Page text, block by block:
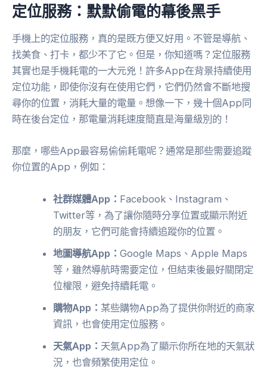
定位服務：默默偷電的幕後黑手
手機上的定位服務，真的是既方便又好用。不管是導航、
找美食、打卡，都少不了它。但是，你知道嗎？定位服務
其實也是手機耗電的一大元兇！許多App在背景持續使用
定位功能，即使你沒有在使用它們，它們仍然會不斷地搜
尋你的位置，消耗大量的電量。想像一下，幾十個App同
時在後台定位，那電量消耗速度簡直是海量級別的！
那麼，哪些App最容易偷偷耗電呢？通常是那些需要追蹤
你位置的App，例如：
社群媒體App： Facebook、Instagram、
Twitter等，為了讓你隨時分享位置或顯示附近
的朋友，它們可能會持續追蹤你的位置。
地圖導航App：Google Maps、Apple Maps
等，雖然導航時需要定位，但結束後最好關閉定
位權限，避免持續耗電。
購物App： 某些購物App為了提供你附近的商家
資訊，也會使用定位服務。
天氣App： 天氣App為了顯示你所在地的天氣狀
況，也會頻繁使用定位。